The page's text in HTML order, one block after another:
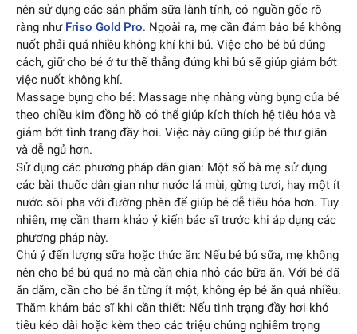
nên sử dụng các sản phẩm sữa lành tính, có nguồn gốc rõ
ràng như Friso Gold Pro. Ngoài ra, mẹ cần đảm bảo bé không
nuốt phải quá nhiều không khí khi bú. Việc cho bé bú đúng
cách, giữ cho bé ở tư thế thẳng đứng khi bú sẽ giúp giảm bớt
việc nuốt không khí.
Massage bụng cho bé: Massage nhẹ nhàng vùng bụng của bé
theo chiều kim đồng hồ có thể giúp kích thích hệ tiêu hóa và
giảm bớt tình trạng đầy hơi. Việc này cũng giúp bé thư giãn
và dễ ngủ hơn.
Sử dụng các phương pháp dân gian: Một số bà mẹ sử dụng
các bài thuốc dân gian như nước lá mùi, gừng tươi, hay một ít
nước sôi pha với đường phèn để giúp bé dễ tiêu hóa hơn. Tuy
nhiên, mẹ cần tham khảo ý kiến bác sĩ trước khi áp dụng các
phương pháp này.
Chú ý đến lượng sữa hoặc thức ăn: Nếu bé bú sữa, mẹ không
nên cho bé bú quá no mà cần chia nhỏ các bữa ăn. Với bé đã
ăn dặm, cần cho bé ăn từng ít một, không ép bé ăn quá nhiều.
Thăm khám bác sĩ khi cần thiết: Nếu tình trạng đầy hơi khó
tiêu kéo dài hoặc kèm theo các triệu chứng nghiêm trọng